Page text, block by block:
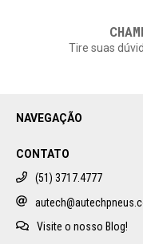
Tire suas
NAVEGAÇÃO
CONTATO
(51) 3717.4777
Visite o nosso Blog!